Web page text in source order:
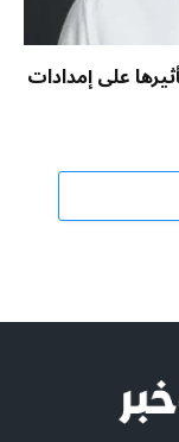
على إمدادات